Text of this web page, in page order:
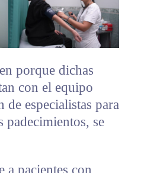
porque dichas
con el equipo
de especialistas para
padecimientos, se
a pacientes con